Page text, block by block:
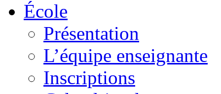
École
Présentation
L’équipe enseignante
Inscriptions